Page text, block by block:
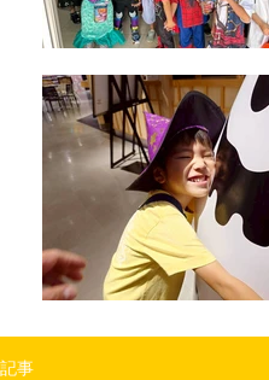
記事